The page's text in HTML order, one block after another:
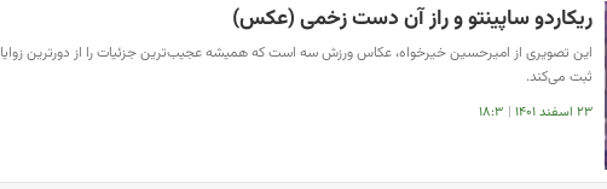
ریکاردو ساپینتو و راز آن دست زخمی (عکس)
این تصویری از امیرحسین خیرخواه، عکاس ورزش سه است که همیشه عجیب‌ترین جزئیات را از دورترین زوایا
ثبت می‌کند.
۲۳ اسفند ۱۴۰۱ | ۱۸:۳